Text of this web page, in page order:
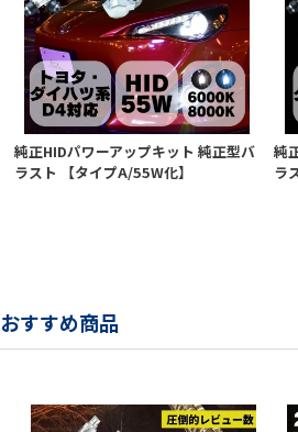
純正HIDパワーアップキット 純正型バ
ラスト 【タイプA/55W化】
純
ラ
おすすめ商品